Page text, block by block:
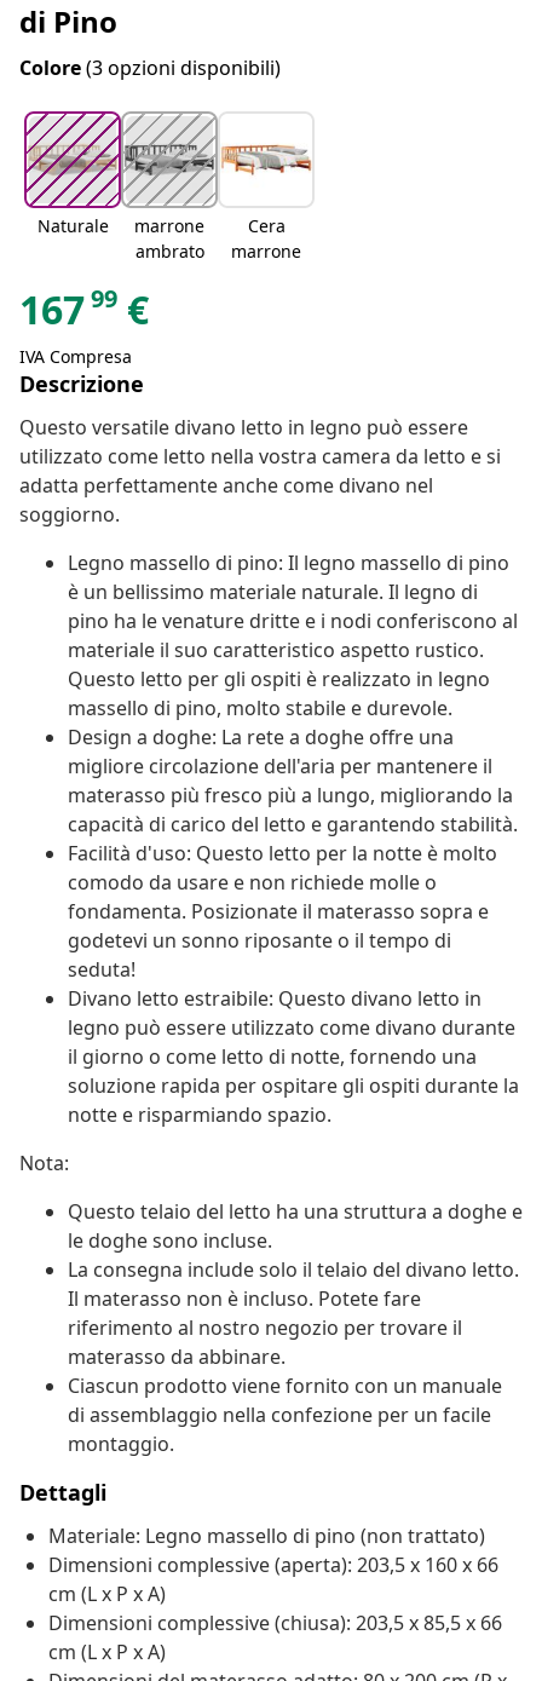
di Pino
Colore(3 opzioni disponibili)
Naturale
marrone
ambrato
Cera
marrone
16799 €
IVA Compresa
Descrizione
Questo versatile divano letto in legno può essere
utilizzato come letto nella vostra camera da letto e si
adatta perfettamente anche come divano nel
soggiorno.
Legno massello di pino: Il legno massello di pino
è un bellissimo materiale naturale. Il legno di
pino ha le venature dritte e i nodi conferiscono al
materiale il suo caratteristico aspetto rustico.
Questo letto per gli ospiti è realizzato in legno
massello di pino, molto stabile e durevole.
Design a doghe: La rete a doghe offre una
migliore circolazione dell'aria per mantenere il
materasso più fresco più a lungo, migliorando la
capacità di carico del letto e garantendo stabilità.
Facilità d'uso: Questo letto per la notte è molto
comodo da usare e non richiede molle o
fondamenta. Posizionate il materasso sopra e
godetevi un sonno riposante o il tempo di
seduta!
Divano letto estraibile: Questo divano letto in
legno può essere utilizzato come divano durante
il giorno o come letto di notte, fornendo una
soluzione rapida per ospitare gli ospiti durante la
notte e risparmiando spazio.
Nota:
Questo telaio del letto ha una struttura a doghe e
le doghe sono incluse.
La consegna include solo il telaio del divano letto.
Il materasso non è incluso. Potete fare
riferimento al nostro negozio per trovare il
materasso da abbinare.
Ciascun prodotto viene fornito con un manuale
di assemblaggio nella confezione per un facile
montaggio.
Dettagli
Materiale: Legno massello di pino (non trattato)
Dimensioni complessive (aperta): 203,5 x 160 x 66
cm (L x P x A)
Dimensioni complessive (chiusa): 203,5 x 85,5 x 66
cm (L x P x A)